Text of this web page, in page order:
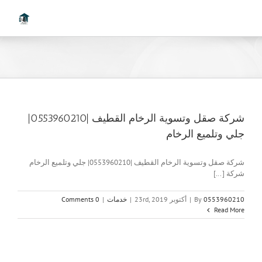
شركة صقل وتسوية الرخام القطيف |0553960210|
جلي وتلميع الرخام
شركة صقل وتسوية الرخام القطيف |0553960210| جلي وتلميع الرخام
شركة [...]
By 0553960210
| أكتوبر 23rd, 2019 | خدمات |
0 Comments
Read More